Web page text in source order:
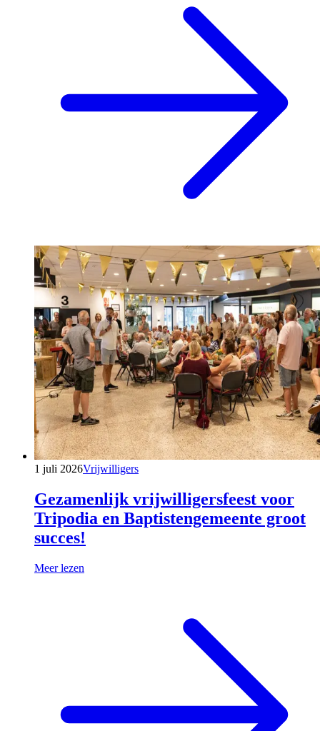
1 juli 2026Vrijwilligers
Gezamenlijk vrijwilligersfeest voor
Tripodia en Baptistengemeente groot
succes!
Meer lezen